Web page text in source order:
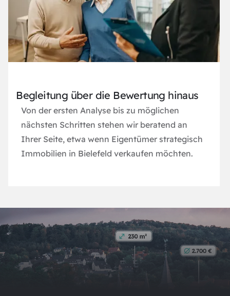
Begleitung über die Bewertung hinaus
Von der ersten Analyse bis zu möglichen
nächsten Schritten stehen wir beratend an
Ihrer Seite, etwa wenn Eigentümer strategisch
Immobilien in Bielefeld verkaufen möchten.